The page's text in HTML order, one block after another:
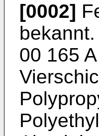
[0002]
00 165